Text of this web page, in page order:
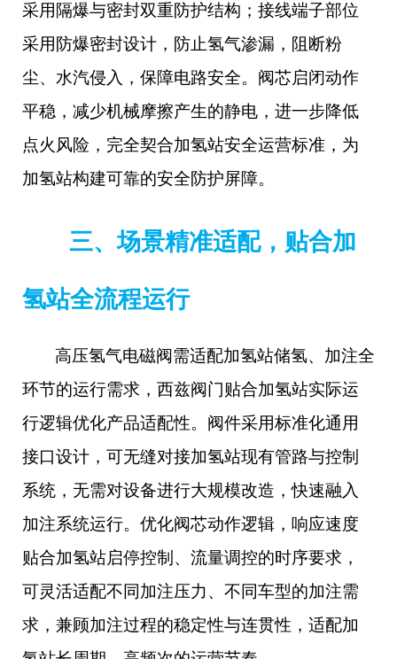
采用隔爆与密封双重防护结构；接线端子部位
采用防爆密封设计，防止氢气渗漏，阻断粉
尘、水汽侵入，保障电路安全。阀芯启闭动作
平稳，减少机械摩擦产生的静电，进一步降低
点火风险，完全契合加氢站安全运营标准，为
加氢站构建可靠的安全防护屏障。
三、场景精准适配，贴合加
氢站全流程运行
高压氢气电磁阀需适配加氢站储氢、加注全
环节的运行需求，西兹阀门贴合加氢站实际运
行逻辑优化产品适配性。阀件采用标准化通用
接口设计，可无缝对接加氢站现有管路与控制
系统，无需对设备进行大规模改造，快速融入
加注系统运行。优化阀芯动作逻辑，响应速度
贴合加氢站启停控制、流量调控的时序要求，
可灵活适配不同加注压力、不同车型的加注需
求，兼顾加注过程的稳定性与连贯性，适配加